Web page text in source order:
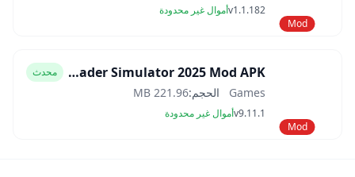
Mod
v1.1.182أموال غير محدودة
Mod
Car Trader Simulator 2025 Mod APK محدث
Games الحجم:221.96 MB
v9.11.1أموال غير محدودة